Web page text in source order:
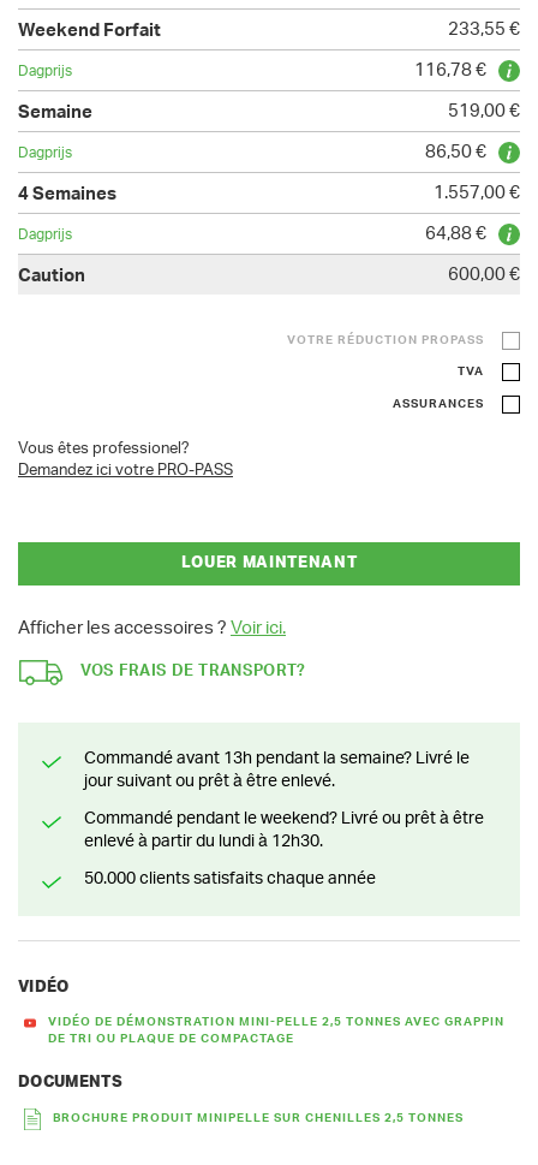
233,55 €
116,78 €
519,00 €
86,50 €
1.557,00 €
64,88 €
600,00 €
VOTRE RÉDUCTION PROPASS
TVA
ASSURANCES
Vous êtes professionel?
Demandez ici votre PRO-PASS
LOUER MAINTENANT
Afficher les accessoires ? Voir ici.
VOS FRAIS DE TRANSPORT?
Commandé avant 13h pendant la semaine? Livré le
jour suivant ou prêt à être enlevé.
Commandé pendant le weekend? Livré ou prêt à être
enlevé à partir du lundi à 12h30.
50.000 clients satisfaits chaque année
VIDÉO
VIDÉO DE DÉMONSTRATION MINI-PELLE 2,5 TONNES AVEC GRAPPIN
DE TRI OU PLAQUE DE COMPACTAGE
DOCUMENTS
BROCHURE PRODUIT MINIPELLE SUR CHENILLES 2,5 TONNES